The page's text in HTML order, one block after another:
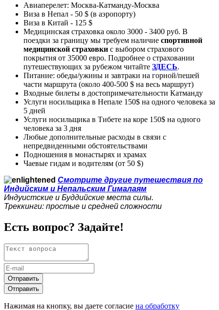
Авиаперелет: Москва-Катманду-Москва
Виза в Непал - 50 $ (в аэропорту)
Виза в Китай - 125 $
Медицинская страховка около 3000 - 3400 руб. В
поездки за границу мы требуем наличие спортивной
медицинской страховки с выбором страхового
покрытия от 35000 евро. Подробнее о страховании
путешествующих за рубежом читайте ЗДЕСЬ.
Питание: обеды/ужины и завтраки на горной/пешей
части маршрута (около 400-500 $ на весь маршрут)
Входные билеты в достопримечательности Катманду
Услуги носильщика в Непале 150$ на одного человека за
5 дней
Услуги носильщика в Тибете на коре 150$ на одного
человека за 3 дня
Любые дополнительные расходы в связи с
непредвиденными обстоятельствами
Подношения в монастырях и храмах
Чаевые гидам и водителям (от 50 $)
Смотрите другие путешествия по
Индийским и Непальским Гималаям
Индуистские и Буддийские места силы.
Треккинги: простые и средней сложности
Есть вопрос? Задайте!
Отправить
Отправить
Нажимая на кнопку, вы даете согласие на обработку